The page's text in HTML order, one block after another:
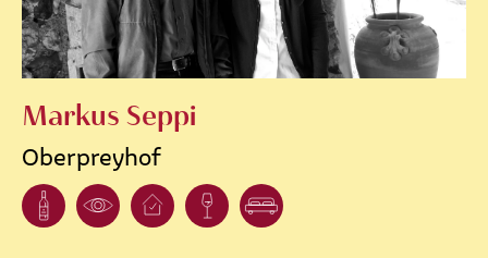
Markus Seppi
Oberpreyhof